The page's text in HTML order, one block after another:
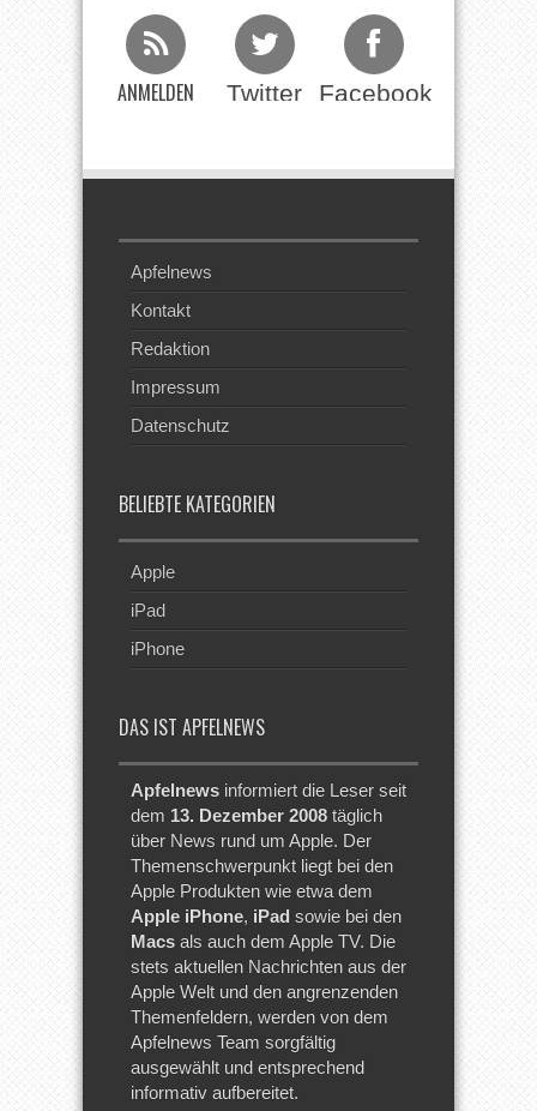
ANMELDEN Twitter Facebook
Apfelnews
Kontakt
Redaktion
Impressum
Datenschutz
BELIEBTE KATEGORIEN
Apple
iPad
iPhone
DAS IST APFELNEWS
Apfelnews informiert die Leser seit
dem 13. Dezember 2008 täglich
über News rund um Apple. Der
Themenschwerpunkt liegt bei den
Apple Produkten wie etwa dem
Apple iPhone, iPad sowie bei den
Macs als auch dem Apple TV. Die
stets aktuellen Nachrichten aus der
Apple Welt und den angrenzenden
Themenfeldern, werden von dem
Apfelnews Team sorgfältig
ausgewählt und entsprechend
informativ aufbereitet.